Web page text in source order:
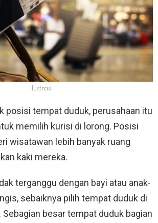
Ilustrasi
posisi tempat duduk, perusahaan itu
memilih kurisi di lorong. Posisi
wisatawan lebih banyak ruang
kaki mereka.
terganggu dengan bayi atau anak-
sebaiknya pilih tempat duduk di
Sebagian besar tempat duduk bagian